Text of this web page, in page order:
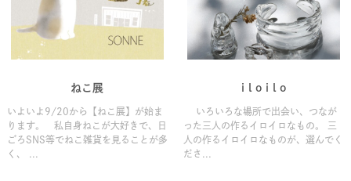
ねこ展
いよいよ9/20から【ねこ展】が始ま
ります。 私自身ねこが大好きで、日
ごろSNS等でねこ雑貨を見ることが多
く、 ...
i l o i l o
いろいろな場所で出会い、つなが
った三人の作るイロイロなもの。 三
人の作るイロイロなものが、選んでく
ださ...